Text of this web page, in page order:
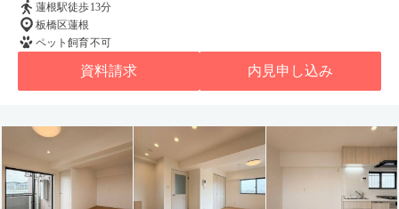
蓮根駅徒歩13分
板橋区蓮根
ペット飼育不可
資料請求 内見申し込み